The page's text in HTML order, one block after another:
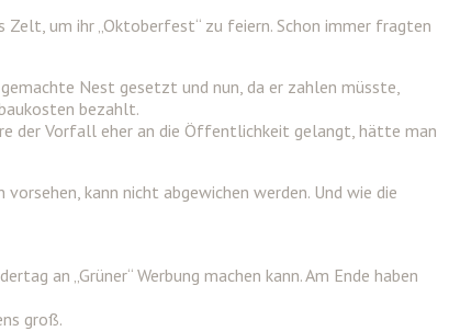
um ihr „Oktoberfest“ zu feiern. Schon immer fragten
Nest gesetzt und nun, da er zahlen müsste,
bezahlt.
der Vorfall eher an die Öffentlichkeit gelangt, hätte man
kann nicht abgewichen werden. Und wie die
an „Grüner“ Werbung machen kann. Am Ende haben
groß.